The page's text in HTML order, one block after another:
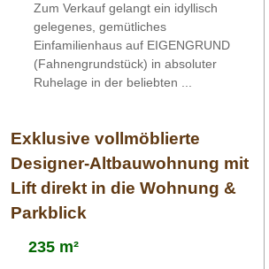
Zum Verkauf gelangt ein idyllisch
gelegenes, gemütliches
Einfamilienhaus auf EIGENGRUND
(Fahnengrundstück) in absoluter
Ruhelage in der beliebten ...
Exklusive vollmöblierte
Designer-Altbauwohnung mit
Lift direkt in die Wohnung &
Parkblick
235 m²